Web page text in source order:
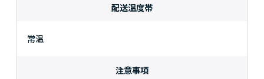
配送温度帯
常温
注意事項